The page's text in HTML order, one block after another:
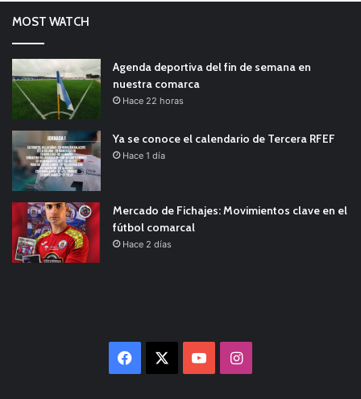
MOST WATCH
Agenda deportiva del fin de semana en
nuestra comarca
Hace 22 horas
Ya se conoce el calendario de Tercera RFEF
Hace 1 día
Mercado de Fichajes: Movimientos clave en el
fútbol comarcal
Hace 2 días
Facebook YouTubeInstagram